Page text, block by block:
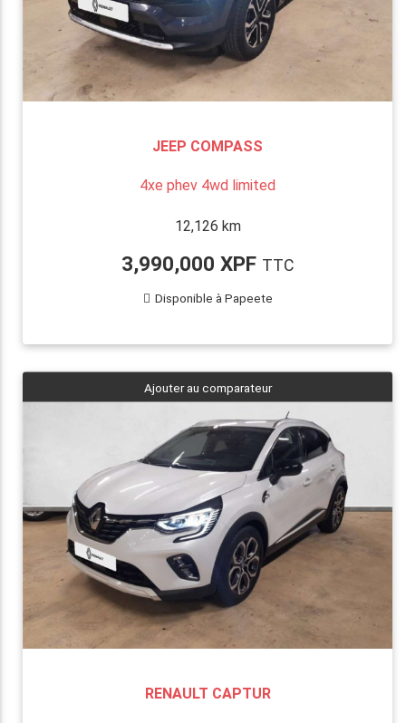
JEEP COMPASS
4xe phev 4wd limited
12,126 km
3,990,000 XPF TTC
Disponible à Papeete
Ajouter au comparateur
RENAULT CAPTUR